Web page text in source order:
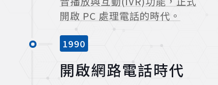
開啟 PC 處理電話的時代。
1990
開啟網路電話時代